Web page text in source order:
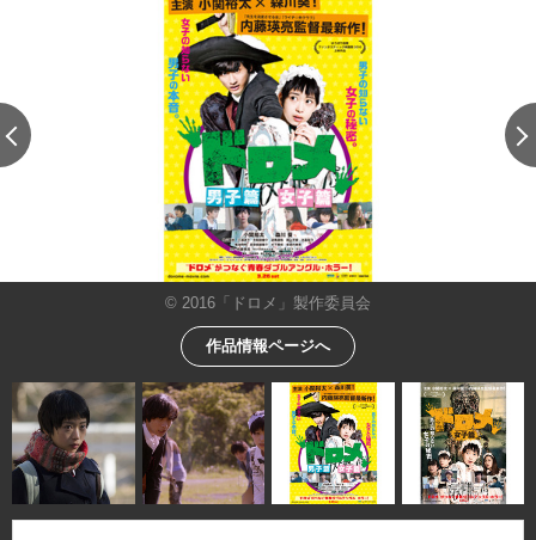
© 2016「ドロメ」製作委員会
作品情報ページへ